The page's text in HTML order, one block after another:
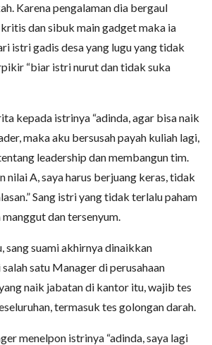
Karena pengalaman dia bergaul
dan sibuk main gadget maka ia
istri gadis desa yang lugu yang tidak
“biar istri nurut dan tidak suka
kepada istrinya “adinda, agar bisa naik
maka aku bersusah payah kuliah lagi,
leadership dan membangun tim.
nilai A, saya harus berjuang keras, tidak
Sang istri yang tidak terlalu paham
dan tersenyum.
sang suami akhirnya dinaikkan
satu Manager di perusahaan
naik jabatan di kantor itu, wajib tes
termasuk tes golongan darah.
menelpon istrinya “adinda, saya lagi